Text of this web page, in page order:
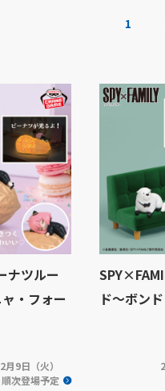
1
ナツルー
・フォー
9日（火）
次登場予定
ド～ボン